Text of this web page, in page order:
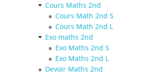
Cours Maths 2nd
Cours Math 2nd S
Cours Math 2nd L
Exo maths 2nd
Exo Maths 2nd S
Exo Maths 2nd L
Devoir Maths 2nd